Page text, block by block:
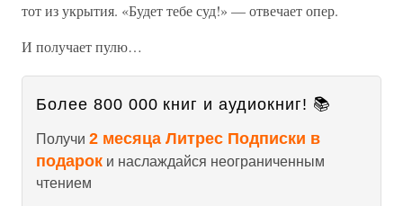
тот из укрытия. «Будет тебе суд!» — отвечает опер.
И получает пулю…
Более 800 000 книг и аудиокниг! 📚
Получи 2 месяца Литрес Подписки в
подарок и наслаждайся неограниченным
чтением